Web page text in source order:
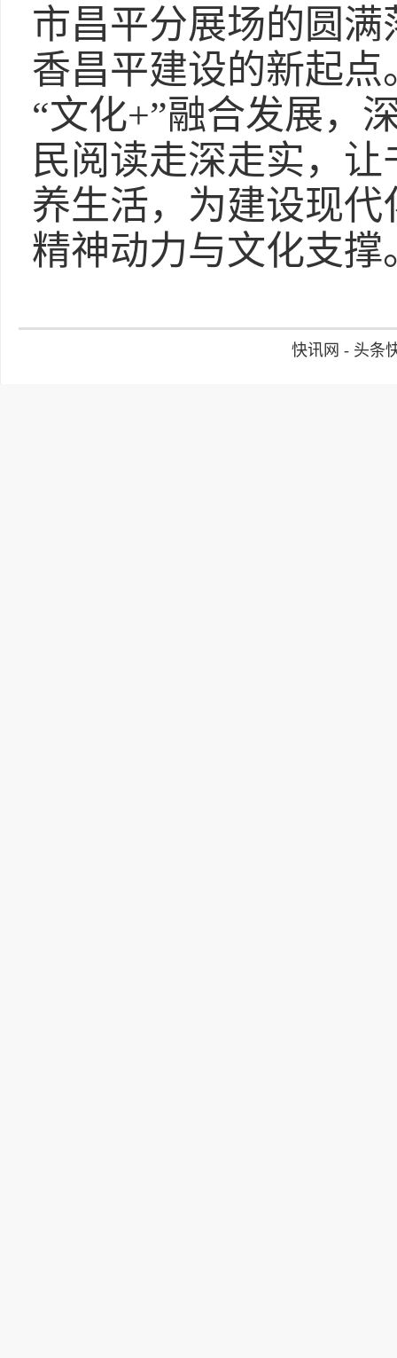
市昌平分展场的圆
香昌平建设的新起
“文化+”融合发展，
民阅读走深走实，
养生活，为建设现
精神动力与文化支撑
快讯网 - 头条